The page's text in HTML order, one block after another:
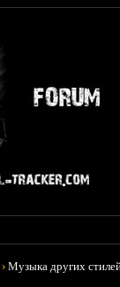
›Музыка других